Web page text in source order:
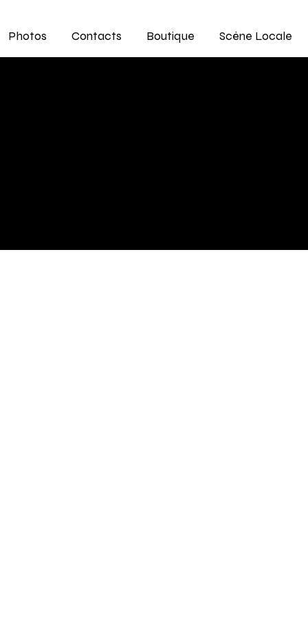
Photos Contacts Boutique Scène Locale